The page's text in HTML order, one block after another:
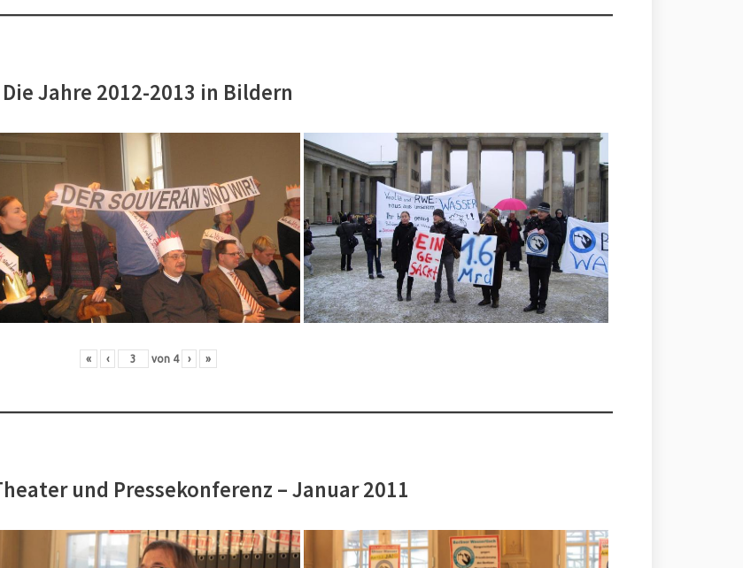
Die Jahre 2012-2013 in Bildern
« ‹ von 4 › »
und Pressekonferenz – Januar 2011